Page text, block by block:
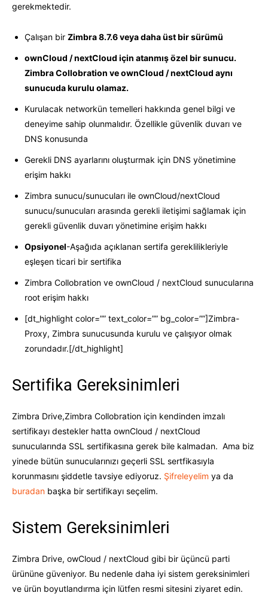
gerekmektedir.
Çalışan bir Zimbra 8.7.6 veya daha üst bir sürümü
ownCloud / nextCloud için atanmış özel bir sunucu.
Zimbra Collobration ve ownCloud / nextCloud aynı
sunucuda kurulu olamaz.
Kurulacak networkün temelleri hakkında genel bilgi ve
deneyime sahip olunmalıdır. Özellikle güvenlik duvarı ve
DNS konusunda
Gerekli DNS ayarlarını oluşturmak için DNS yönetimine
erişim hakkı
Zimbra sunucu/sunucuları ile ownCloud/nextCloud
sunucu/sunucuları arasında gerekli iletişimi sağlamak için
gerekli güvenlik duvarı yönetimine erişim hakkı
Opsiyonel-Aşağıda açıklanan sertifa gereklilikleriyle
eşleşen ticari bir sertifika
Zimbra Collobration ve ownCloud / nextCloud sunucularına
root erişim hakkı
[dt_highlight color=”” text_color=”” bg_color=””]Zimbra-
Proxy, Zimbra sunucusunda kurulu ve çalışıyor olmak
zorundadır.[/dt_highlight]
Sertifika Gereksinimleri
Zimbra Drive,Zimbra Collobration için kendinden imzalı
sertifikayı destekler hatta ownCloud / nextCloud
sunucularında SSL sertifikasına gerek bile kalmadan. Ama biz
yinede bütün sunucularınızı geçerli SSL sertfikasıyla
korunmasını şiddetle tavsiye ediyoruz. Şifreleyelim ya da
buradan başka bir sertifikayı seçelim.
Sistem Gereksinimleri
Zimbra Drive, owCloud / nextCloud gibi bir üçüncü parti
ürününe güveniyor. Bu nedenle daha iyi sistem gereksinimleri
ve ürün boyutlandırma için lütfen resmi sitesini ziyaret edin.